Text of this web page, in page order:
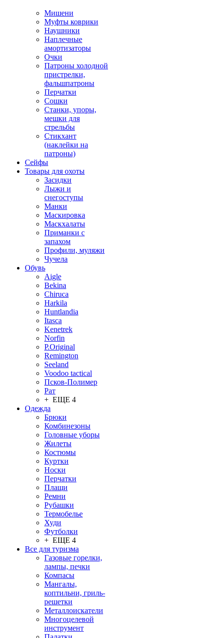
Мишени
Муфты коврики
Наушники
Наплечные
амортизаторы
Очки
Патроны холодной
пристрелки,
фальшпатроны
Перчатки
Сошки
Станки, упоры,
мешки для
стрельбы
Стикхант
(наклейки на
патроны)
Сейфы
Товары для охоты
Засидки
Лыжи и
снегоступы
Манки
Маскировка
Маскхалаты
Приманки с
запахом
Профили, муляжи
Чучела
Обувь
Aigle
Bekina
Chiruсa
Harkila
Huntlandia
Itasca
Kenetrek
Norfin
P.Original
Remington
Seeland
Voodoo tactical
Псков-Полимер
Рат
+ ЕЩЕ 4
Одежда
Брюки
Комбинезоны
Головные уборы
Жилеты
Костюмы
Куртки
Носки
Перчатки
Плащи
Ремни
Рубашки
Термобелье
Худи
Футболки
+ ЕЩЕ 4
Все для туризма
Газовые горелки,
лампы, печки
Компасы
Мангалы,
коптильни, гриль-
решетки
Металлоискатели
Многоцелевой
инструмент